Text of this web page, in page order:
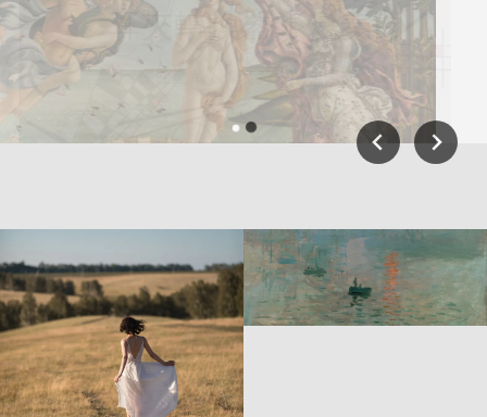
彈性配戴，像音符中的無限變化
珍珠系列｜海之女神
古典優雅，來自深海的柔和絮語